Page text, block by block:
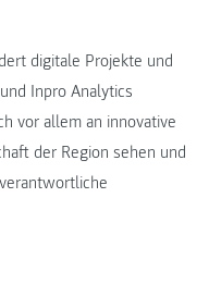
digitale Projekte und
Inpro Analytics
vor allem an innovative
der Region sehen und